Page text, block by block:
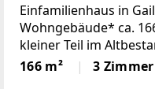
Einfamilienhaus in
Wohngebäude* ca.
kleiner Teil im
mit Heulager im
Wirtschaftsgebäude*
166 m² 3 Zimmer